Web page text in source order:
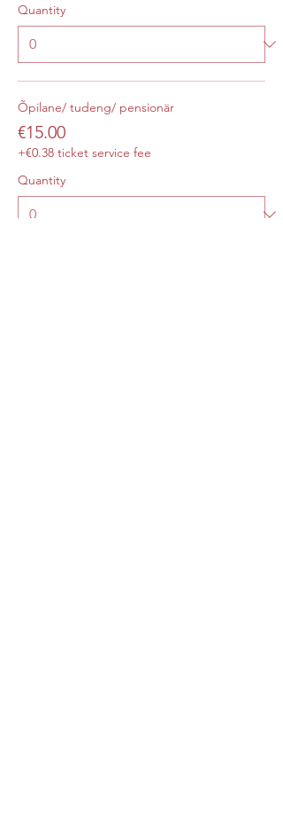
Quantity
Õpilane/ tudeng/ pensionär
€15.00
+€0.38 ticket service fee
Quantity